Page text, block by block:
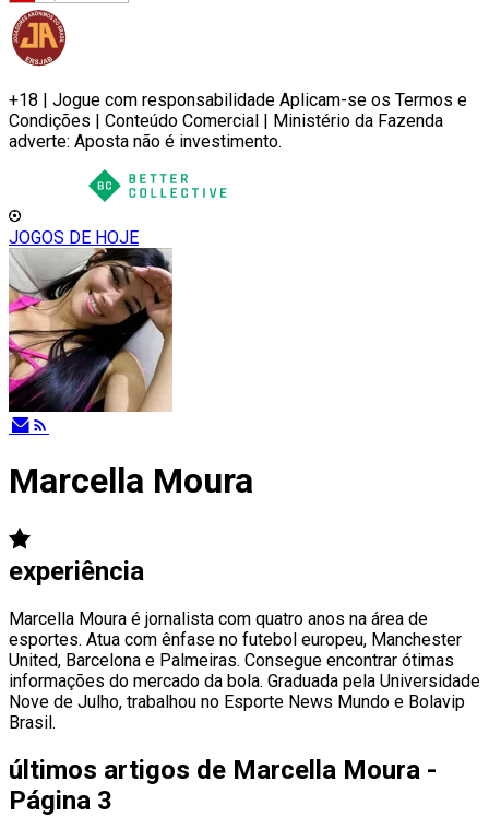
+18 | Jogue com responsabilidade Aplicam-se os Termos e
Condições | Conteúdo Comercial | Ministério da Fazenda
adverte: Aposta não é investimento.
JOGOS DE HOJE
Marcella Moura
experiência
Marcella Moura é jornalista com quatro anos na área de
esportes. Atua com ênfase no futebol europeu, Manchester
United, Barcelona e Palmeiras. Consegue encontrar ótimas
informações do mercado da bola. Graduada pela Universidade
Nove de Julho, trabalhou no Esporte News Mundo e Bolavip
Brasil.
últimos artigos de Marcella Moura -
Página 3